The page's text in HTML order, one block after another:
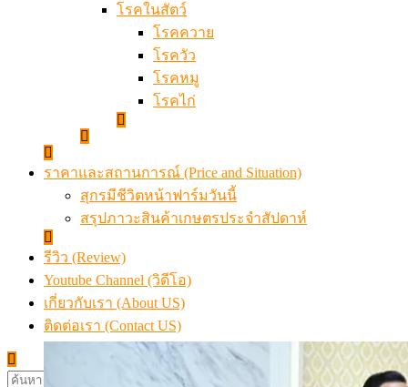
โรคในสัตว์
โรคควาย
โรควัว
โรคหมู
โรคไก่
ราคาและสถานการณ์ (Price and Situation)
สุกรมีชีวิตหน้าฟาร์มวันนี้
สรุปภาวะสินค้าเกษตรประจำสัปดาห์
รีวิว (Review)
Youtube Channel (วิดีโอ)
เกี่ยวกับเรา (About US)
ติดต่อเรา (Contact US)
ค้นหา